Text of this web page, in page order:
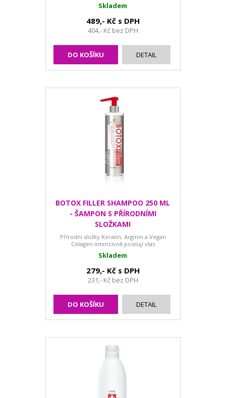
Skladem
489,- Kč s DPH
404,- Kč bez DPH
DO KOŠÍKU DETAIL
BOTOX FILLER SHAMPOO 250 ML
- ŠAMPON S PŘÍRODNÍMI
SLOŽKAMI
Přírodní složky Keratin, Arginin a Vegan
Colagen intenzivně posilují vlas
Skladem
279,- Kč s DPH
231,- Kč bez DPH
DO KOŠÍKU DETAIL